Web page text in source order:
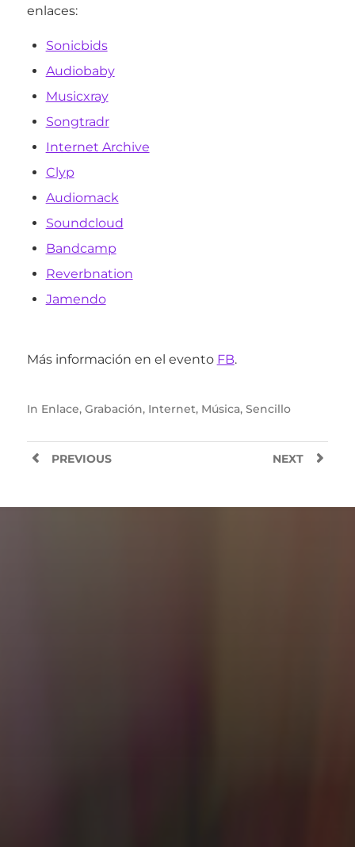
enlaces:
Sonicbids
Audiobaby
Musicxray
Songtradr
Internet Archive
Clyp
Audiomack
Soundcloud
Bandcamp
Reverbnation
Jamendo
Más información en el evento FB.
In Enlace, Grabación, Internet, Música, Sencillo
NEXT
PREVIOUS